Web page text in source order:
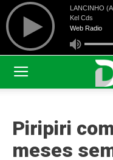
Piripiri
meses